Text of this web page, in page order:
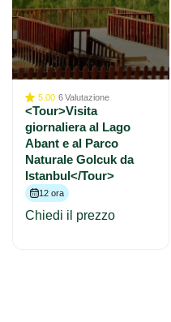
5.00 6Valutazione
<Tour>Visita
giornaliera al Lago
Abant e al Parco
Naturale Golcuk da
Istanbul</Tour>
12 ora
Chiedi il prezzo